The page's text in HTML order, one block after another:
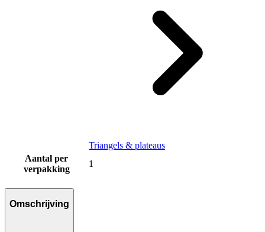
Triangels & plateaus
Aantal per
verpakking
1
Omschrijving